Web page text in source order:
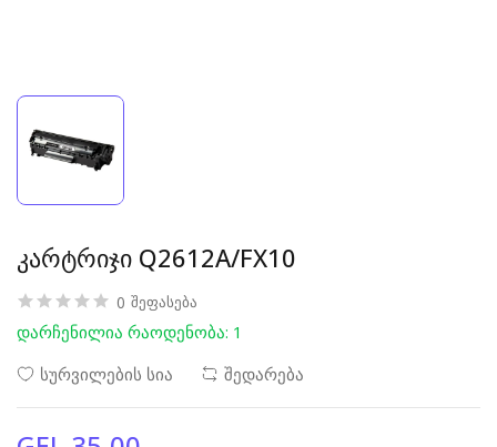
კარტრიჯი Q2612A/FX10
0 შეფასება
დარჩენილია რაოდენობა: 1
სურვილების სია
შედარება